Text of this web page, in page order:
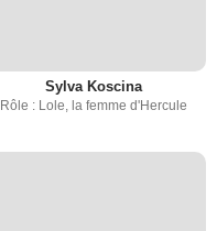
Sylva Koscina
Rôle : Lole, la femme d'Hercule